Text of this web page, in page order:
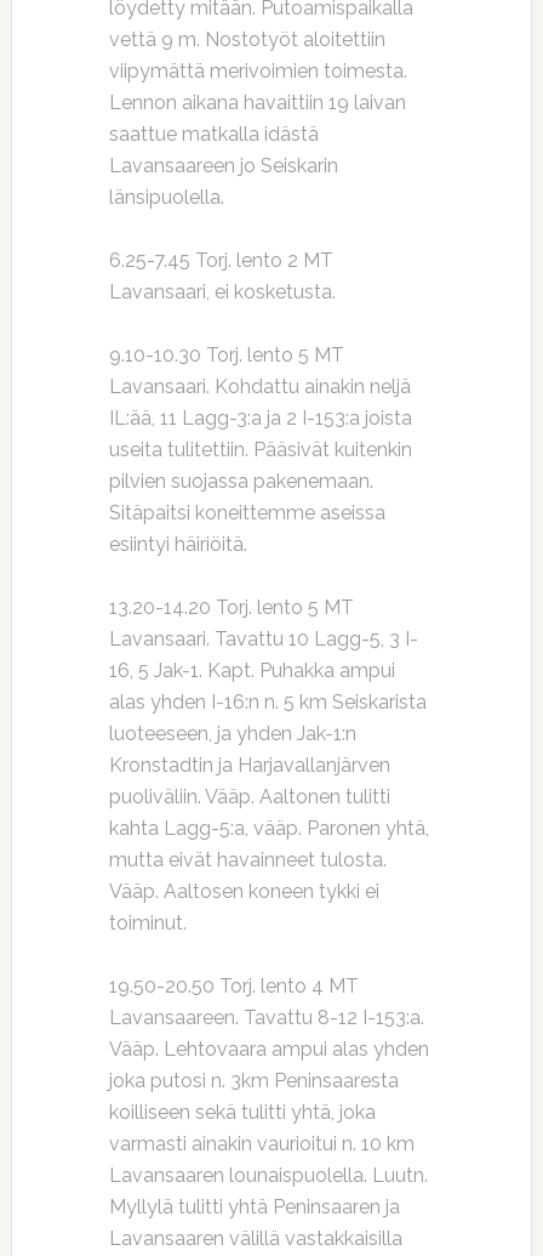
löydetty mitään. Putoamispaikalla
vettä 9 m. Nostotyöt aloitettiin
viipymättä merivoimien toimesta.
Lennon aikana havaittiin 19 laivan
saattue matkalla idästä
Lavansaareen jo Seiskarin
länsipuolella.
6.25-7.45 Torj. lento 2 MT
Lavansaari, ei kosketusta.
9.10-10.30 Torj. lento 5 MT
Lavansaari. Kohdattu ainakin neljä
IL:ää, 11 Lagg-3:a ja 2 I-153:a joista
useita tulitettiin. Pääsivät kuitenkin
pilvien suojassa pakenemaan.
Sitäpaitsi koneittemme aseissa
esiintyi häiriöitä.
13.20-14.20 Torj. lento 5 MT
Lavansaari. Tavattu 10 Lagg-5, 3 I-
16, 5 Jak-1. Kapt. Puhakka ampui
alas yhden I-16:n n. 5 km Seiskarista
luoteeseen, ja yhden Jak-1:n
Kronstadtin ja Harjavallanjärven
puoliväliin. Vääp. Aaltonen tulitti
kahta Lagg-5:a, vääp. Paronen yhtä,
mutta eivät havainneet tulosta.
Vääp. Aaltosen koneen tykki ei
toiminut.
19.50-20.50 Torj. lento 4 MT
Lavansaareen. Tavattu 8-12 I-153:a.
Vääp. Lehtovaara ampui alas yhden
joka putosi n. 3km Peninsaaresta
koilliseen sekä tulitti yhtä, joka
varmasti ainakin vaurioitui n. 10 km
Lavansaaren lounaispuolella. Luutn.
Myllylä tulitti yhtä Peninsaaren ja
Lavansaaren välillä vastakkaisilla